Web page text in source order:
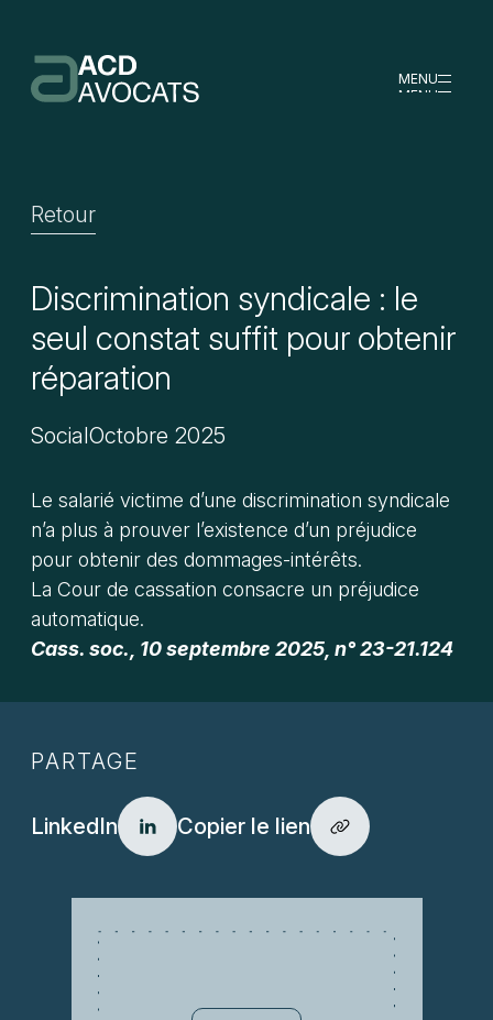
MENU
MENU
Retour
Discrimination syndicale : le
seul constat suffit pour obtenir
réparation
SocialOctobre 2025
Le salarié victime d’une discrimination syndicale
n’a plus à prouver l’existence d’un préjudice
pour obtenir des dommages-intérêts.
La Cour de cassation consacre un préjudice
automatique.
Cass. soc., 10 septembre 2025, n° 23-21.124
PARTAGE
LinkedIn Copier le lien